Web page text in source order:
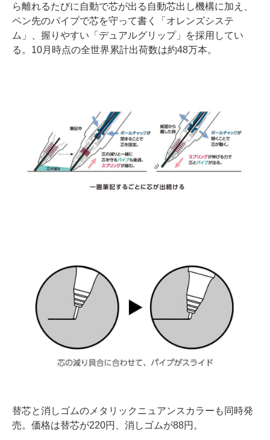
ら離れるたびに自動で芯が出る自動芯出し機構に加え、
ペン先のパイプで芯を守って書く「オレンズシステ
ム」、握りやすい「デュアルグリップ」を採用してい
る。10月時点の全世界累計出荷数は約48万本。
替芯と消しゴムのメタリックニュアンスカラーも同時発
売。価格は替芯が220円、消しゴムが88円。